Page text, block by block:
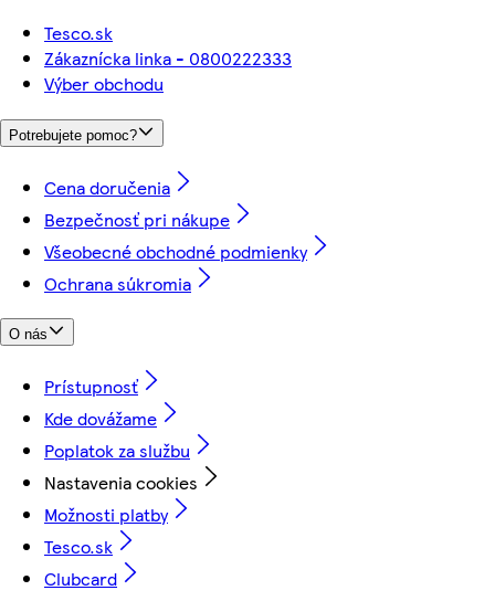
Tesco.sk
Zákaznícka linka - 0800222333
Výber obchodu
Potrebujete pomoc?
Cena doručenia
Bezpečnosť pri nákupe
Všeobecné obchodné podmienky
Ochrana súkromia
O nás
Prístupnosť
Kde dovážame
Poplatok za službu
Nastavenia cookies
Možnosti platby
Tesco.sk
Clubcard